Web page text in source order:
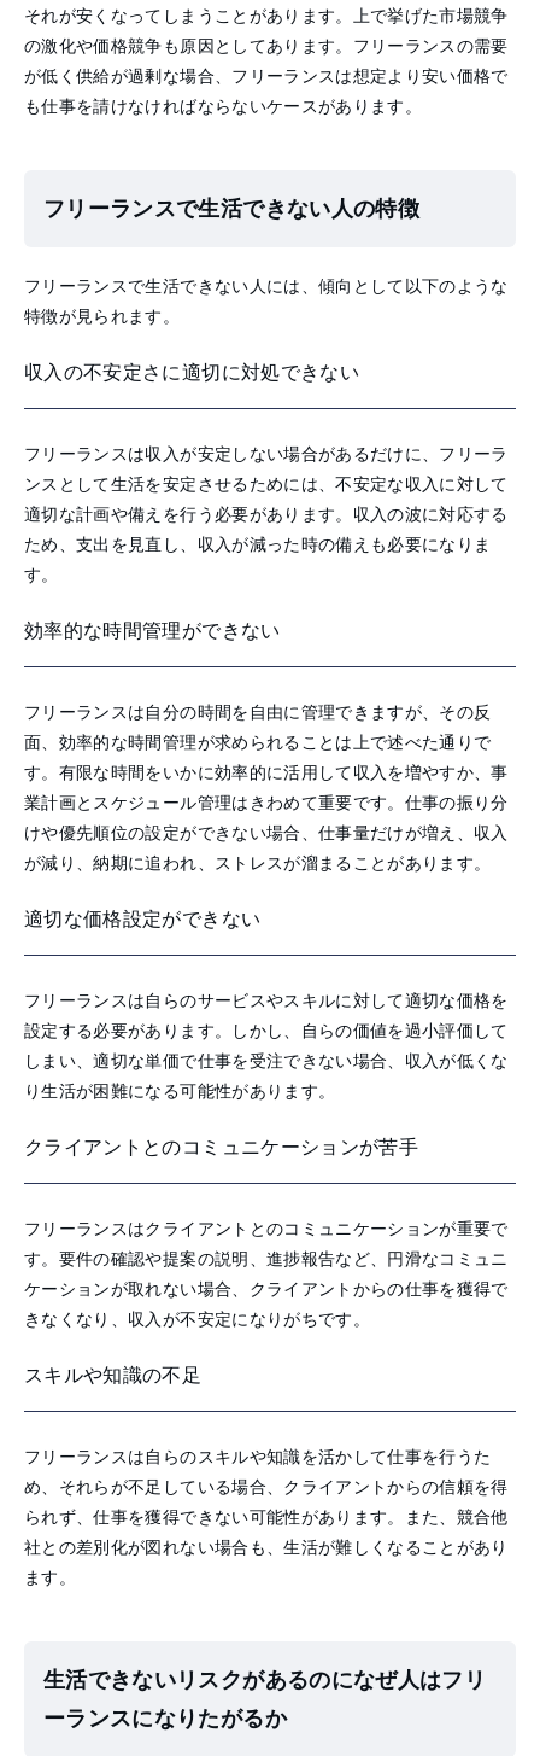
それが安くなってしまうことがあります。上で挙げた市場競争
の激化や価格競争も原因としてあります。フリーランスの需要
が低く供給が過剰な場合、フリーランスは想定より安い価格で
も仕事を請けなければならないケースがあります。
フリーランスで生活できない人の特徴
フリーランスで生活できない人には、傾向として以下のような
特徴が見られます。
収入の不安定さに適切に対処できない
フリーランスは収入が安定しない場合があるだけに、フリーラ
ンスとして生活を安定させるためには、不安定な収入に対して
適切な計画や備えを行う必要があります。収入の波に対応する
ため、支出を見直し、収入が減った時の備えも必要になりま
す。
効率的な時間管理ができない
フリーランスは自分の時間を自由に管理できますが、その反
面、効率的な時間管理が求められることは上で述べた通りで
す。有限な時間をいかに効率的に活用して収入を増やすか、事
業計画とスケジュール管理はきわめて重要です。仕事の振り分
けや優先順位の設定ができない場合、仕事量だけが増え、収入
が減り、納期に追われ、ストレスが溜まることがあります。
適切な価格設定ができない
フリーランスは自らのサービスやスキルに対して適切な価格を
設定する必要があります。しかし、自らの価値を過小評価して
しまい、適切な単価で仕事を受注できない場合、収入が低くな
り生活が困難になる可能性があります。
クライアントとのコミュニケーションが苦手
フリーランスはクライアントとのコミュニケーションが重要で
す。要件の確認や提案の説明、進捗報告など、円滑なコミュニ
ケーションが取れない場合、クライアントからの仕事を獲得で
きなくなり、収入が不安定になりがちです。
スキルや知識の不足
フリーランスは自らのスキルや知識を活かして仕事を行うた
め、それらが不足している場合、クライアントからの信頼を得
られず、仕事を獲得できない可能性があります。また、競合他
社との差別化が図れない場合も、生活が難しくなることがあり
ます。
生活できないリスクがあるのになぜ人はフリ
ーランスになりたがるか